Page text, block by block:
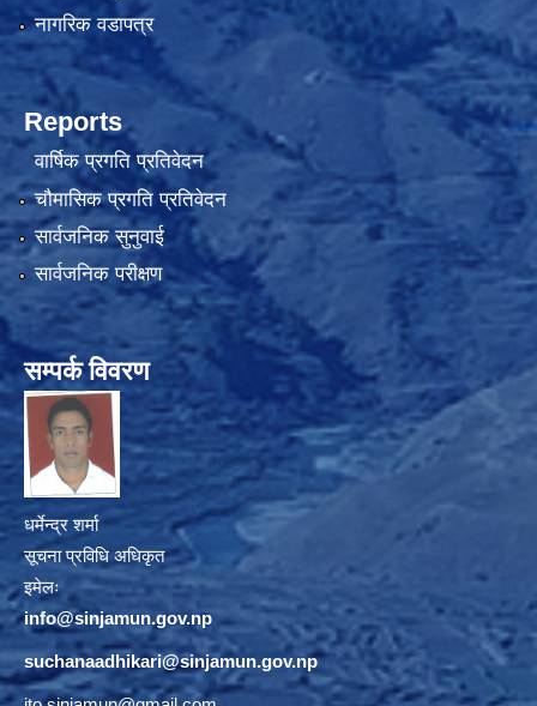
नागरिक वडापत्र
Reports
वार्षिक प्रगति प्रतिवेदन
चौमासिक प्रगति प्रतिवेदन
सार्वजनिक सुनुवाई
सार्वजनिक परीक्षण
सम्पर्क विवरण
धर्मेन्द्र शर्मा
सूचना प्रविधि अधिकृत
इमेलः
info@sinjamun.gov.np
suchanaadhikari@sinjamun.gov.np